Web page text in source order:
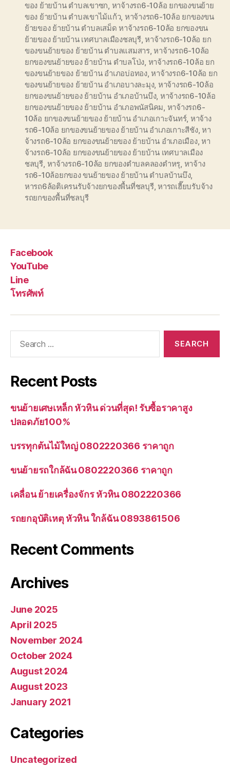
ของ ย้ายบ้าน ตำบลเขาซก, หาจ้างรถ6-10ล้อ ยกของขนย้าย
ของ ย้ายบ้าน ตำบลเขาไม้แก้ว, หาจ้างรถ6-10ล้อ ยกของขน
ย้ายของ ย้ายบ้าน ตำบลเสม็ด หาจ้างรถ6-10ล้อ ยกของขน
ย้ายของ ย้ายบ้าน เทศบาลเมืองชลบุรี,หาจ้างรถ6-10ล้อ ยก
ของขนย้ายของ ย้ายบ้าน ตำบลแสมสาร,หาจ้างรถ6-10ล้อ
ยกของขนย้ายของ ย้ายบ้าน ตำบลโป่ง, หาจ้างรถ6-10ล้อ ยก
ของขนย้ายของ ย้ายบ้าน อำเภอบ่อทอง,หาจ้างรถ6-10ล้อ ยก
ของขนย้ายของ ย้ายบ้าน อำเภอบางละมุง, หาจ้างรถ6-10ล้อ
ยกของขนย้ายของ ย้ายบ้าน อำเภอบ้านบึง, หาจ้างรถ6-10ล้อ
ยกของขนย้ายของ ย้ายบ้าน อำเภอพนัสนิคม, หาจ้างรถ6-
10ล้อ ยกของขนย้ายของ ย้ายบ้าน อำเภอเกาะจันทร์, หาจ้าง
รถ6-10ล้อ ยกของขนย้ายของ ย้ายบ้าน อำเภอเกาะสีชัง,หา
จ้างรถ6-10ล้อ ยกของขนย้ายของ ย้ายบ้าน อำเภอเมือง,หา
จ้างรถ6-10ล้อ ยกของขนย้ายของ ย้ายบ้าน เทศบาลเมือง
ชลบุรี, หาจ้างรถ6-10ล้อ ยกของตำบลคลองตำหรุ, หาจ้าง
รถ6-10ล้อยกของ ขนย้ายของ ย้ายบ้าน ตำบลบ้านบึง,
หารถ6ล้อติเครนรับจ้างยกของพื้นที่ชลบุรี,หารถเฮี๊ยบรับจ้าง
รถยกของพื้นที่ชลบุรี
Facebook
YouTube
Line
โทรศัพท์
Recent Posts
ขนย้ายเศษเหล็ก หัวหิน ด่วนที่สุด! รับซื้อราคาสูง
ปลอดภัย100%
บรรทุกต้นไม้ใหญ่ 0802220366 ราคาถูก
ขนย้ายรถใกล้ฉัน 0802220366 ราคาถูก
เคลื่อน ย้ายเครื่องจักร หัวหิน 0802220366
รถยกอุบัติเหตุ หัวหิน ใกล้ฉัน 0893861506
Recent Comments
Archives
June 2025
April 2025
November 2024
October 2024
August 2024
August 2023
January 2021
Categories
Uncategorized